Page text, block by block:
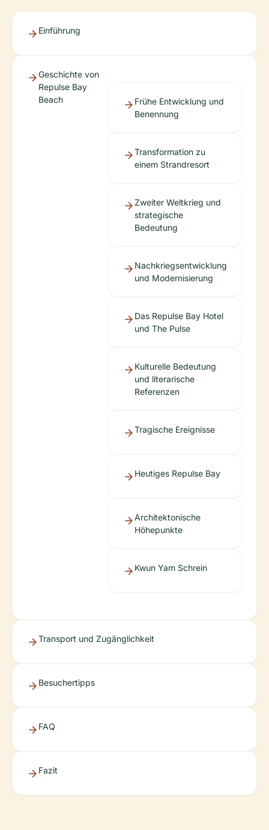
Einführung
Geschichte von
Repulse Bay
Beach
Frühe Entwicklung und
Benennung
Transformation zu
einem Strandresort
Zweiter Weltkrieg und
strategische
Bedeutung
Nachkriegsentwicklung
und Modernisierung
Das Repulse Bay Hotel
und The Pulse
Kulturelle Bedeutung
und literarische
Referenzen
Tragische Ereignisse
Heutiges Repulse Bay
Architektonische
Höhepunkte
Kwun Yam Schrein
Transport und Zugänglichkeit
Besuchertipps
FAQ
Fazit